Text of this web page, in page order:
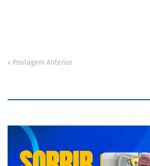
Postagem Anterior